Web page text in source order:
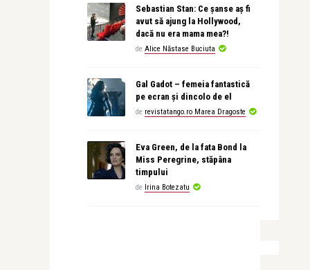
Sebastian Stan: Ce șanse aș fi
avut să ajung la Hollywood,
dacă nu era mama mea?!
de Alice Năstase Buciuta
Gal Gadot – femeia fantastică
pe ecran și dincolo de el
de revistatango.ro Marea Dragoste
Eva Green, de la fata Bond la
Miss Peregrine, stăpâna
timpului
de Irina Botezatu